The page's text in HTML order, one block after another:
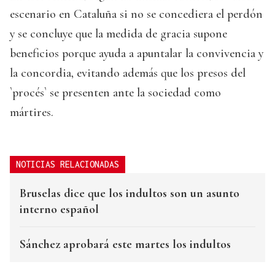
escenario en Cataluña si no se concediera el perdón
y se concluye que la medida de gracia supone
beneficios porque ayuda a apuntalar la convivencia y
la concordia, evitando además que los presos del
`procés` se presenten ante la sociedad como
mártires.
NOTICIAS RELACIONADAS
Bruselas dice que los indultos son un asunto
interno español
Sánchez aprobará este martes los indultos